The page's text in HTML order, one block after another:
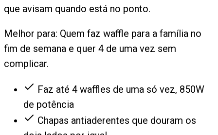
que avisam quando está no ponto.
Melhor para: Quem faz waffle para a família no
fim de semana e quer 4 de uma vez sem
complicar.
Faz até 4 waffles de uma só vez, 850W
de potência
Chapas antiaderentes que douram os